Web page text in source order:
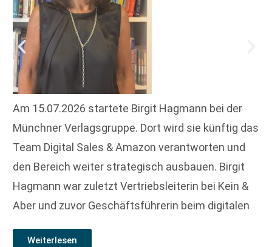
Am 15.07.2026 startete Birgit Hagmann bei der
Münchner Verlagsgruppe. Dort wird sie künftig das
Team Digital Sales & Amazon verantworten und
den Bereich weiter strategisch ausbauen. Birgit
Hagmann war zuletzt Vertriebsleiterin bei Kein &
Aber und zuvor Geschäftsführerin beim digitalen
Weiterlesen